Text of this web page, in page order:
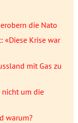
die Nato
«Diese Krise war
mit Gas zu
nicht um die
warum?